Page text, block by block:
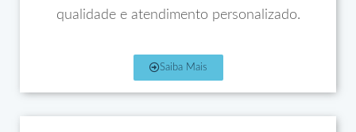
qualidade e atendimento personalizado.
Saiba Mais